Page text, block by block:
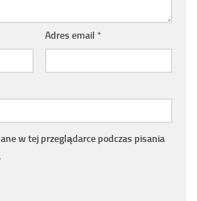
Adres email *
w tej przeglądarce podczas pisania